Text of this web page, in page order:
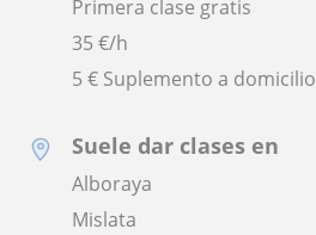
Primera clase gratis
35€/h
5 € Suplemento a domicilio
Suele dar clases en
Alboraya
Mislata